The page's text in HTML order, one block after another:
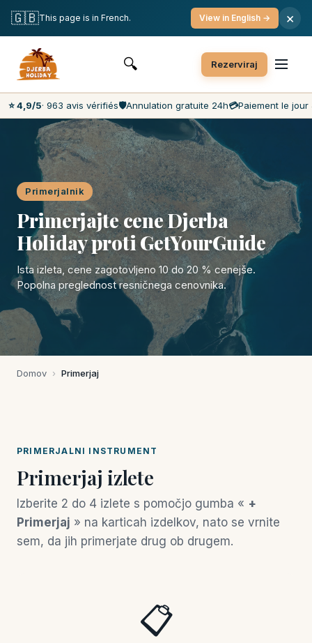
Brezplačna odpoved
Plačilo na dan prireditve
Najnižje cene na trgu
Storitve za stranke 7 dni na teden
🔍 Rezerviraj
⭐ 4,9/5· 963 avis vérifiés🛡️Annulation gratuite 24h💳Paiement le jour
Primerjalnik
Primerjajte cene Djerba
Holiday proti GetYourGuide
Ista izleta, cene zagotovljeno 10 do 20 % cenejše.
Popolna preglednost resničnega cenovnika.
Domov › Primerjaj
PRIMERJALNI INSTRUMENT
Primerjaj izlete
Izberite 2 do 4 izlete s pomočjo gumba « +
Primerjaj » na karticah izdelkov, nato se vrnite
sem, da jih primerjate drug ob drugem.
📋
🇬🇧This page is in French. View in English → ×